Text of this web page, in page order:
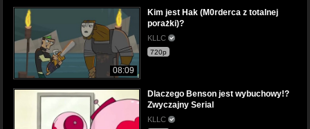
08:09
Kim jest Hak (M0rderca z totalnej
porażki)?
KLLC
720p
Dlaczego Benson jest wybuchowy!?
Zwyczajny Serial
KLLC